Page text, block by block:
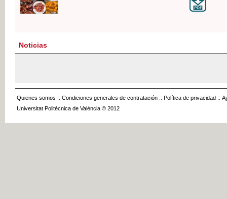
Noticias
Quienes somos :: Condiciones generales de contratación :: Política de privacidad ::
Universitat Politècnica de València © 2012